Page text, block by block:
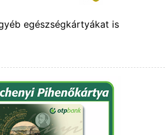
egészségkártyákat is